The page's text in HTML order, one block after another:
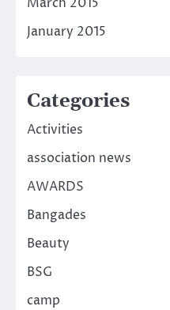
January 2015
Categories
Activities
association news
AWARDS
Bangades
Beauty
BSG
camp